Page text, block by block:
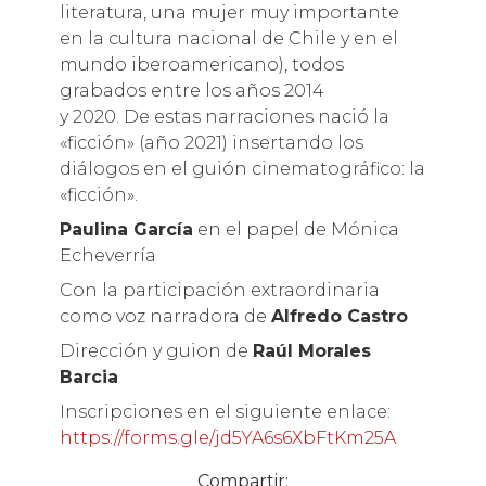
literatura, una mujer muy importante
en la cultura nacional de Chile y en el
mundo iberoamericano), todos
grabados entre los años 2014
y 2020. De estas narraciones nació la
«ficción» (año 2021) insertando los
diálogos en el guión cinematográfico: la
«ficción».
Paulina García en el papel de Mónica
Echeverría
Con la participación extraordinaria
como voz narradora de Alfredo Castro
Dirección y guion de Raúl Morales
Barcia
Inscripciones en el siguiente enlace:
https://forms.gle/jd5YA6s6XbFtKm25A
Compartir: